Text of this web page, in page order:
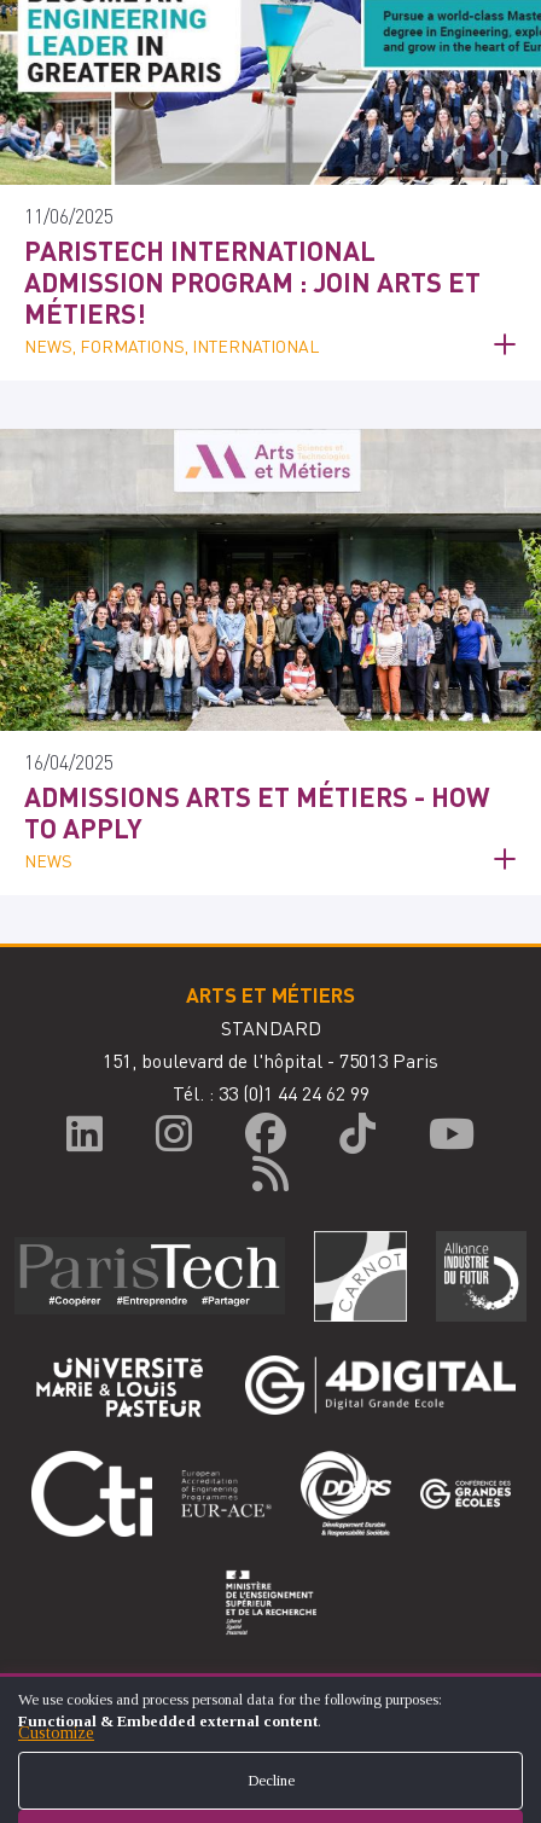
11/06/2025
PARISTECH INTERNATIONAL
ADMISSION PROGRAM : JOIN ARTS ET
MÉTIERS!
NEWS, FORMATIONS, INTERNATIONAL
16/04/2025
ADMISSIONS ARTS ET MÉTIERS - HOW
TO APPLY
NEWS
ARTS ET MÉTIERS
STANDARD
151, boulevard de l'hôpital - 75013 Paris
Tél. : 33 (0)1 44 24 62 99
© ÉCOLE NATIONALE SUPÉRIEURE D'ARTS ET MÉTIERS
LEGAL NOTICES
USE
OF
PERSONAL
COOKIES
We use cookies and process personal data for the following purposes:
Functional & Embedded external content.
Customize
Decline